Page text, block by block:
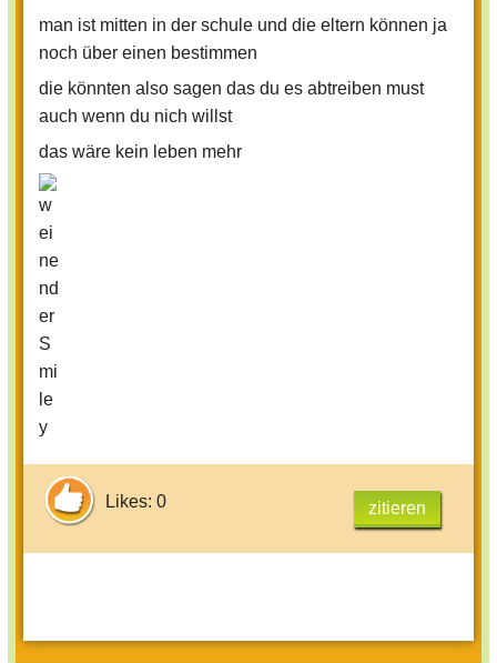
man ist mitten in der schule und die eltern können ja
noch über einen bestimmen
die könnten also sagen das du es abtreiben must
auch wenn du nich willst
das wäre kein leben mehr
Likes: 0 zitieren